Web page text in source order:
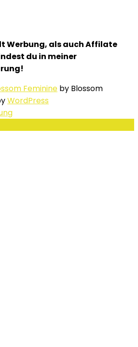
Werbung, als auch Affilate
du in meiner
Feminine by Blossom
WordPress